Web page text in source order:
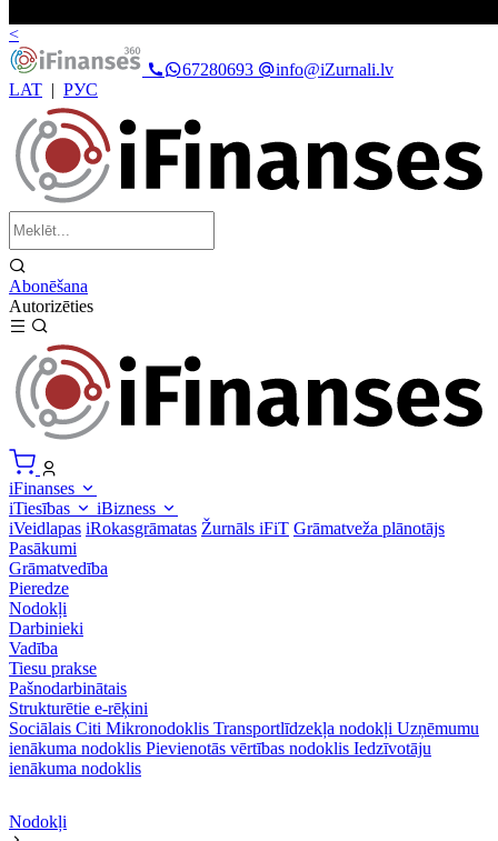
<
67280693
info@iZurnali.lv
LAT | РУС
Abonēšana
Autorizēties
iFinanses
iTiesības
iBizness
iVeidlapas iRokasgrāmatas Žurnāls iFiT Grāmatveža plānotājs
Pasākumi
Grāmatvedība
Pieredze
Nodokļi
Darbinieki
Vadība
Tiesu prakse
Pašnodarbinātais
Strukturētie e-rēķini
Sociālais Citi Mikronodoklis Transportlīdzekļa nodokļi Uzņēmumu
ienākuma nodoklis Pievienotās vērtības nodoklis Iedzīvotāju
ienākuma nodoklis
Nodokļi